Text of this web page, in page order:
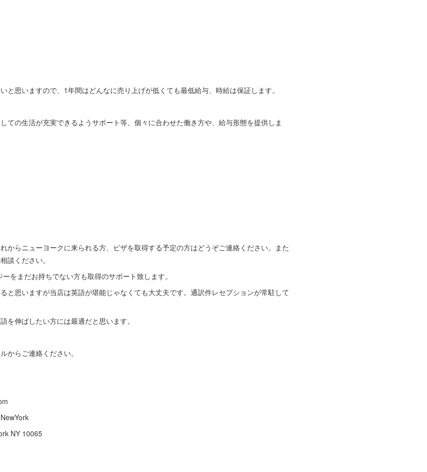
と思いますので、1年間はどんなに売り上げが低くても最低給与、時給は保証します。
ての生活が充実できるようサポート等、個々に合わせた働き方や、給与形態を提供しま
からニューヨークに来られる方、ビザを取得する予定の方はどうぞご連絡ください。また
談ください。
をまだお持ちでない方も取得のサポート致します。
と思いますが当店は英語が堪能じゃなくても大丈夫です。通訳件レセプションが常駐して
を伸ばしたい方には最適だと思います。
からご連絡ください。
NY 10065